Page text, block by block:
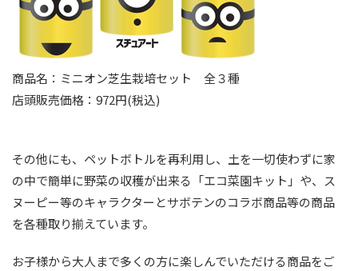
商品名：ミニオン芝生栽培セット 全３種
店頭販売価格：972円(税込)
その他にも、ペットボトルを再利用し、土を一切使わずに家
の中で簡単に野菜の収穫が出来る「エコ菜園キット」や、ス
ヌーピー等のキャラクターとサボテンのコラボ商品等の商品
を各種取り揃えています。
お子様から大人まで多くの方に楽しんでいただける商品をご